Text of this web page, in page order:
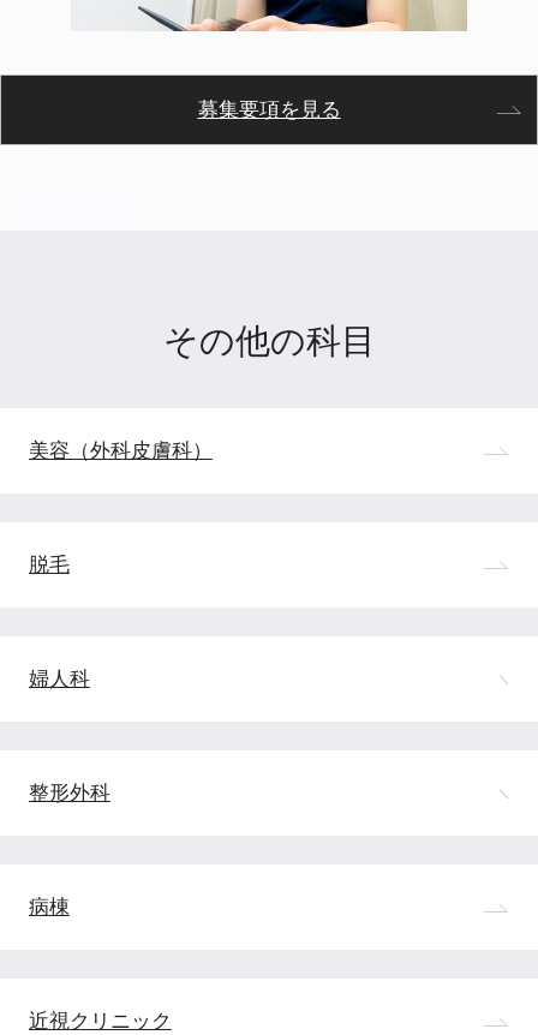
募集要項を見る
その他の科目
美容（外科皮膚科）
脱毛
婦人科
整形外科
病棟
近視クリニック